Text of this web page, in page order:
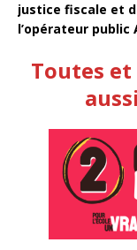
justice fiscale et
l’opérateur public
Toutes et